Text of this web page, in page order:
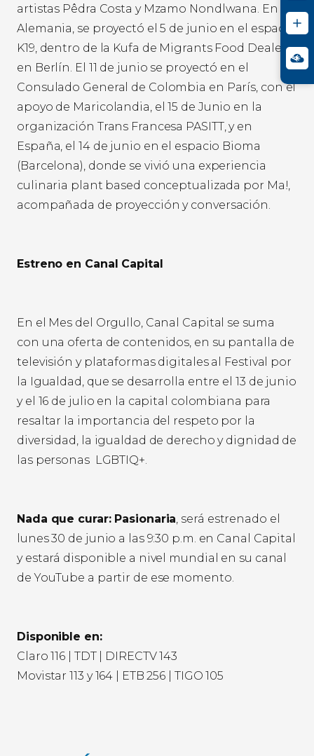
artistas Pêdra Costa y Mzamo Nondlwana. En
Alemania, se proyectó el 5 de junio en el espacio
K19, dentro de la Kufa de Migrants Food Dealers
en Berlín. El 11 de junio se proyectó en el
Consulado General de Colombia en París, con el
apoyo de Maricolandia, el 15 de Junio en la
organización Trans Francesa PASITT, y en
España, el 14 de junio en el espacio Bioma
(Barcelona), donde se vivió una experiencia
culinaria plant based conceptualizada por Ma!,
acompañada de proyección y conversación.
Estreno en Canal Capital
En el Mes del Orgullo, Canal Capital se suma
con una oferta de contenidos, en su pantalla de
televisión y plataformas digitales al Festival por
la Igualdad, que se desarrolla entre el 13 de junio
y el 16 de julio en la capital colombiana para
resaltar la importancia del respeto por la
diversidad, la igualdad de derecho y dignidad de
las personas LGBTIQ+.
Nada que curar: Pasionaria, será estrenado el
lunes 30 de junio a las 9:30 p.m. en Canal Capital
y estará disponible a nivel mundial en su canal
de YouTube a partir de ese momento.
Disponible en:
Claro 116 | TDT | DIRECTV 143
Movistar 113 y 164 | ETB 256 | TIGO 105